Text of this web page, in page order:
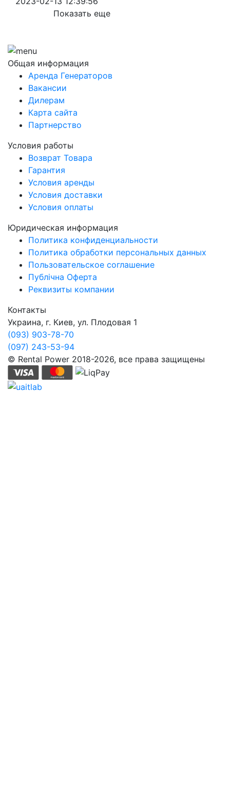
Показать еще
Общая информация
Аренда Генераторов
Вакансии
Дилерам
Карта сайта
Партнерство
Условия работы
Возврат Товара
Гарантия
Условия аренды
Условия доставки
Условия оплаты
Юридическая информация
Политика конфиденциальности
Политика обработки персональных данных
Пользовательское соглашение
Публічна Оферта
Реквизиты компании
Контакты
Украина, г. Киев, ул. Плодовая 1
(093) 903-78-70
(097) 243-53-94
© Rental Power 2018-2026, все права защищены